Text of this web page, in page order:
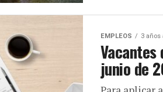
EMPLEOS 3 años
Vacantes
junio de